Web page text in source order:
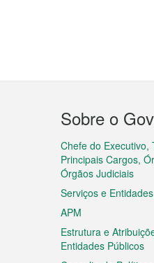
Menu
do
rodapé
Sobre o
Chefe do Executivo,
Principais Cargos,
Órgãos Judiciais
Serviços e
APM
Estrutura e
Entidades Públicos